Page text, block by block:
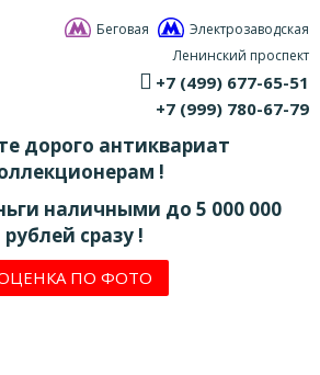
Беговая
Электрозаводская
Ленинский проспект
+7 (499) 677-65-51
+7 (999) 780-67-79
дорого антиквариат
!
наличными до 5 000 000
рублей сразу !
ПО ФОТО